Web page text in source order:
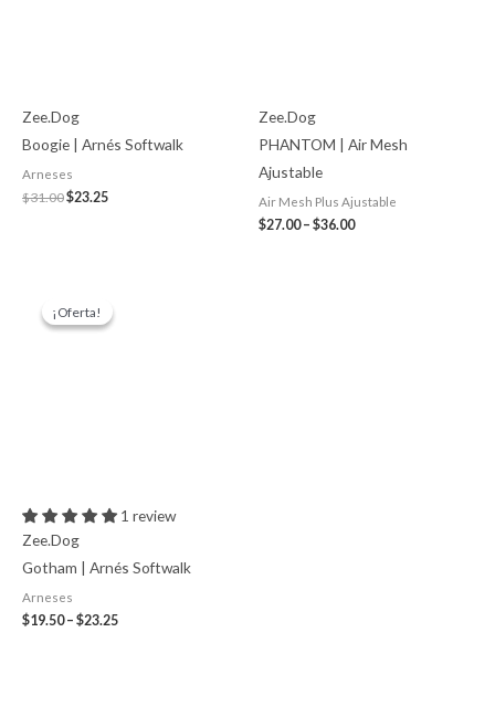
Zee.Dog
Boogie | Arnés Softwalk
Arneses
$31.00$23.25
Zee.Dog
PHANTOM | Air Mesh
Ajustable
Air Mesh Plus Ajustable
$27.00 – $36.00
¡Oferta!
1 review
Zee.Dog
¡Oferta!
Gotham | Arnés Softwalk
Arneses
$19.50 – $23.25